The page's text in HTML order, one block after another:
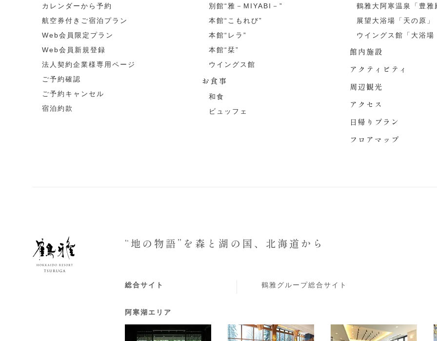
カレンダーから予約
航空券付きご宿泊プラン
Web会員限定プラン
Web会員新規登録
法人契約企業様専用ページ
ご予約確認
ご予約キャンセル
宿泊約款
別館“雅－MIYABI－”
本館“こもれび”
本館“レラ”
本館“栞”
ウイングス館
お食事
和食
ビュッフェ
鶴雅大阿寒温泉「豊雅
展望大浴場「天の原」
ウイングス館「大浴場
館内施設
アクティビティ
周辺観光
アクセス
日帰りプラン
フロアマップ
“地の物語”を森と湖の国、 北海道から
総合サイト 鶴雅グループ総合サイト
阿寒湖エリア